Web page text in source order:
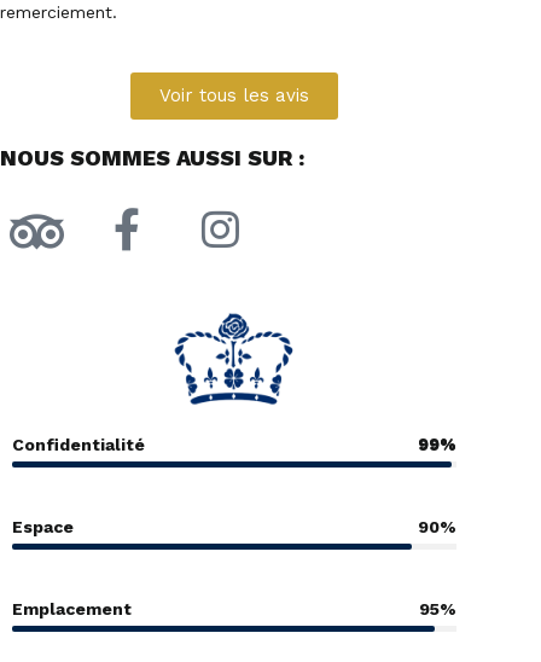
remerciement.
Voir tous les avis
NOUS SOMMES AUSSI SUR :
99%
Confidentialité 99%
Espace 90%
Emplacement 95%